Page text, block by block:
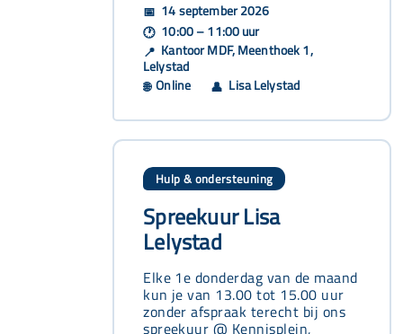
📅 14 september 2026
🕐 10:00 – 11:00 uur
📍 Kantoor MDF, Meenthoek 1,
Lelystad
🌐 Online 👤 Lisa Lelystad
Hulp & ondersteuning
Spreekuur Lisa
Lelystad
Elke 1e donderdag van de maand
kun je van 13.00 tot 15.00 uur
zonder afspraak terecht bij ons
spreekuur @ Kennisplein,